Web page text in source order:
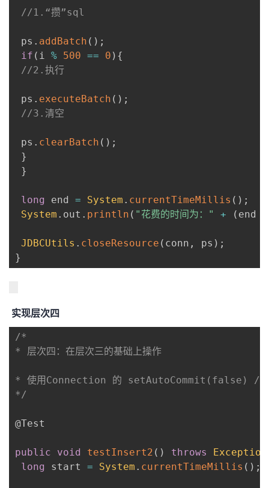
//1.“攒”sql
ps . addBatch ( ) ;
if ( i % 500 == 0 ) {
//2.执行
ps . executeBatch ( ) ;
//3.清空
ps . clearBatch ( ) ;
}
}
long end = System . currentTimeMillis ( ) ;
System . out . println ( "花费的时间为：" + ( end
JDBCUtils . closeResource ( conn , ps ) ;
}
实现层次四
/*
* 层次四：在层次三的基础上操作
* 使用Connection 的 setAutoCommit(false) /
*/
@Test
public void testInsert2 ( ) throws Exception
long
start = System . currentTimeMillis ( ) ;